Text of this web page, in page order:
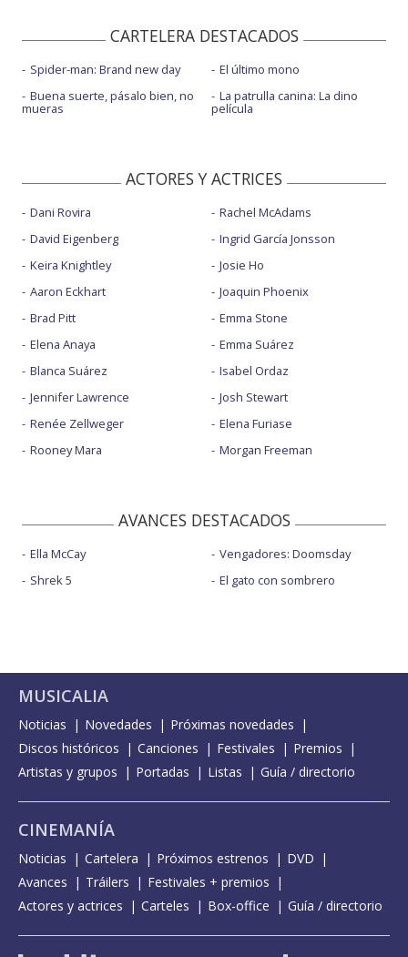
CARTELERA DESTACADOS
Spider-man: Brand new day
Buena suerte, pásalo bien, no
mueras
El último mono
La patrulla canina: La dino
película
ACTORES Y ACTRICES
Dani Rovira
David Eigenberg
Keira Knightley
Aaron Eckhart
Brad Pitt
Elena Anaya
Blanca Suárez
Jennifer Lawrence
Renée Zellweger
Rooney Mara
Rachel McAdams
Ingrid García Jonsson
Josie Ho
Joaquin Phoenix
Emma Stone
Emma Suárez
Isabel Ordaz
Josh Stewart
Elena Furiase
Morgan Freeman
AVANCES DESTACADOS
Ella McCay
Shrek 5
Vengadores: Doomsday
El gato con sombrero
MUSICALIA
Noticias Novedades
Próximas novedades
Discos históricos
Canciones Festivales
Premios
Artistas y grupos
Portadas Listas Guía / directorio
CINEMANÍA
Noticias Cartelera Próximos estrenos
DVD
Avances
Tráilers
Festivales + premios
Actores y actrices
Carteles Box-office Guía / directorio